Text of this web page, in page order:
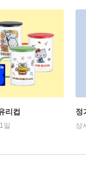
리컵
일
정
상